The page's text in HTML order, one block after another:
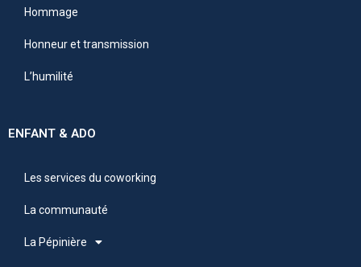
Hommage
Honneur et transmission
L’humilité
ENFANT & ADO
Les services du coworking
La communauté
La Pépinière